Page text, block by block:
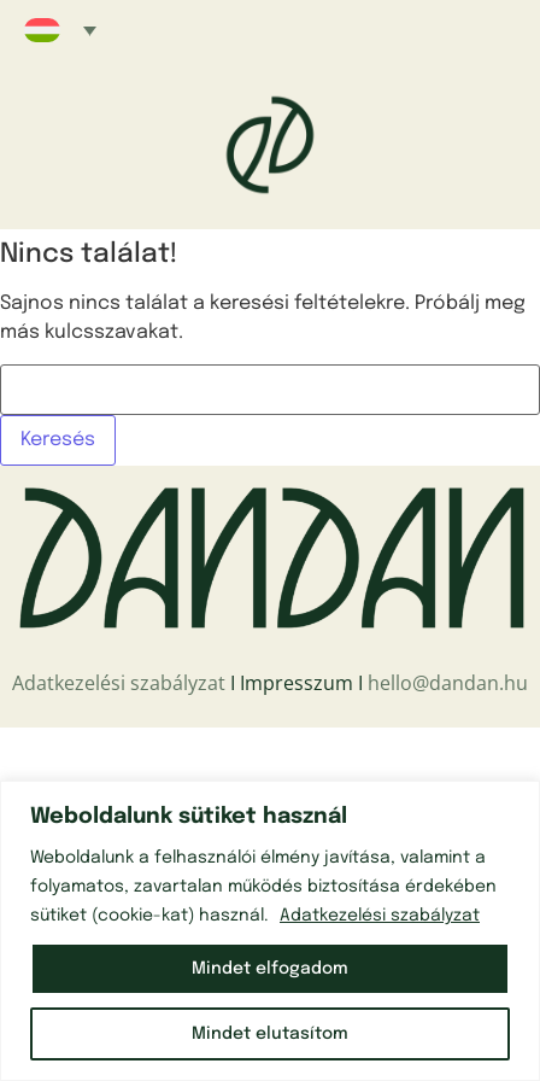
Weboldalunk sütiket használ
Weboldalunk a felhasználói élmény javítása, valamint a
folyamatos, zavartalan működés biztosítása érdekében
sütiket (cookie-kat) használ.
Adatkezelési szabályzat
Mindet elutasítom
Mindet elfogadom
Nincs találat!
Sajnos nincs találat a keresési feltételekre. Próbálj meg
más kulcsszavakat.
Adatkezelési szabályzat Ι Impresszum Ι hello@dandan.hu